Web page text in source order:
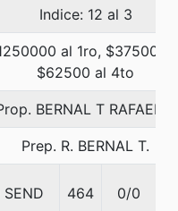
Indice: 12 al 3
al 1ro, $375000
$62500 al 4to
BERNAL T RAFAEL A
Prep. R. BERNAL T.
464 0/0